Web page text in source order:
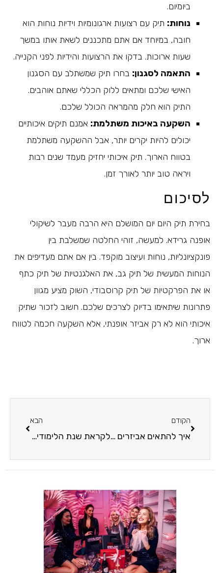
ביומיום.
נוחות: תיק עם רצועות ארגונומיות וידיות נוחות הוא
חובה, במיוחד אם אתם מתכננים לשאת אותו במשך
שעות ארוכות. בדקו את הרצועות והידיות לפני הקנייה.
התאמה לסגנון: בחרו תיק שמשתלב עם הסגנון
האישי שלכם ומתאים ללוק הכללי שאתם אוהבים.
התיק הוא חלק מהמראה הכולל שלכם.
השקעה באיכות משתלמת: אמנם תיקים איכותיים
יכולים להיות יקרים יותר, אבל ההשקעה משתלמת
בטווח הארוך. תיק איכותי יחזיק מעמד שנים רבות
ויראה טוב יותר לאורך זמן.
לסיכום
בחירת תיק היום יום המושלם היא הרבה מעבר לשיקולי
אופנה גרידא. למעשה, זוהי החלטה שמשלבת בין
פונקציונליות, נוחות ועיצוב מוקפד. בין אם אתם מעדיפים את
הנוחות המעשית של תיק גב, את האלגנטיות של תיק כתף
או את הפרקטיות של תיק קרוסבודי, השוק מציע מגוון
פתרונות שיתאימו בדיוק לצרכים שלכם. חשוב לזכור שתיק
איכותי הוא לא רק אביזר אופנתי, אלא השקעה חכמה לטווח
ארוך.
הקודם
איך להתאים אביזרים לבגדים? כל הטיפים והשיטות במקום אחד
הבא
לקראת שנת הלימודים החדשה: טיפים לסידור השיער באופן מהיר ומתוקתק בכל בוקר